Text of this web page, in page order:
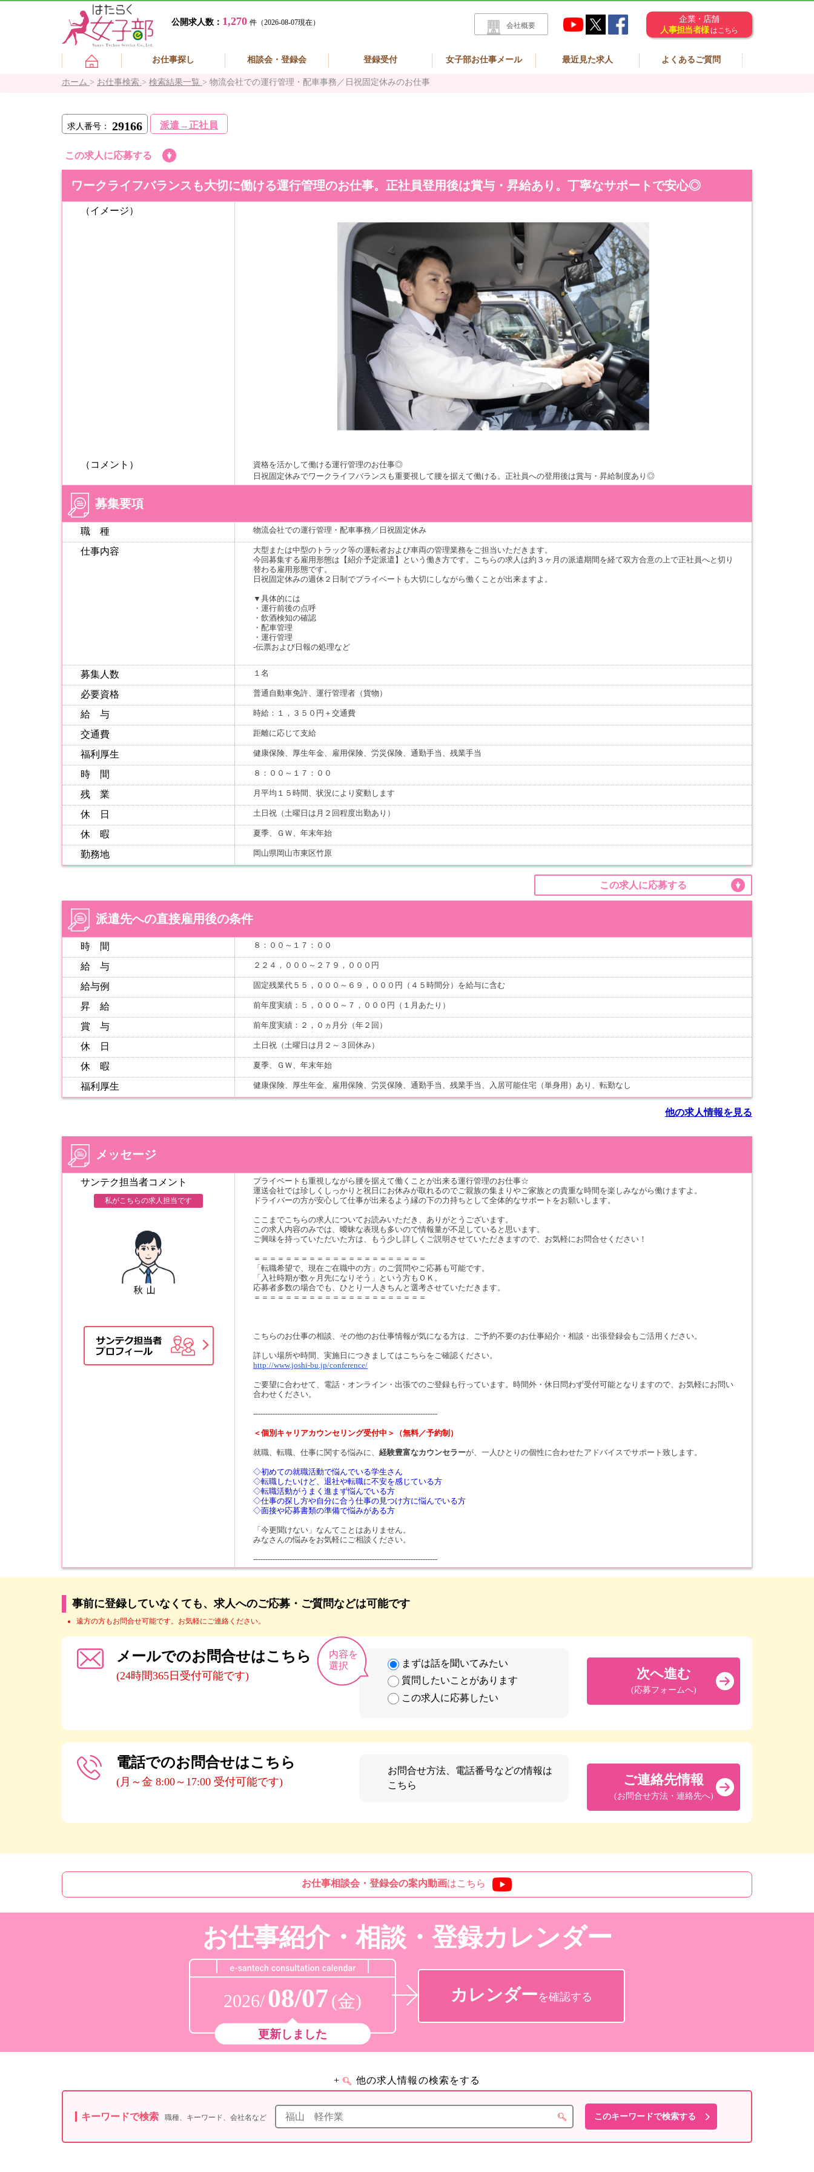
企業・店舗
人事担当者様 はこちら
公開求人数： 1,270 件（2026-08-07現在） 会社概要
お仕事探し 相談会・登録会 登録受付 女子部お仕事メール 最近見た求人 よくあるご質問
ホーム > お仕事検索 > 検索結果一覧 > 物流会社での運行管理・配車事務／日祝固定休みのお仕事
求人番号： 29166 派遣→正社員
この求人に応募する
ワークライフバランスも大切に働ける運行管理のお仕事。正社員登用後は賞与・昇給あり。丁寧なサポートで安心◎
（イメージ）
（コメント）
資格を活かして働ける運行管理のお仕事◎
日祝固定休みでワークライフバランスも重要視して腰を据えて働ける。正社員への登用後は賞与・昇給制度あり◎
募集要項
職 種 物流会社での運行管理・配車事務／日祝固定休み
仕事内容
大型または中型のトラック等の運転者および車両の管理業務をご担当いただきます。
今回募集する雇用形態は【紹介予定派遣】という働き方です。こちらの求人は約３ヶ月の派遣期間を経て双方合意の上で正社員へと切り
替わる雇用形態です。
日祝固定休みの週休２日制でプライベートも大切にしながら働くことが出来ますよ。
▼具体的には
・運行前後の点呼
・飲酒検知の確認
・配車管理
・運行管理
‐伝票および日報の処理など
募集人数 １名
必要資格 普通自動車免許、運行管理者（貨物）
給 与 時給：１，３５０円＋交通費
交通費 距離に応じて支給
福利厚生 健康保険、厚生年金、雇用保険、労災保険、通勤手当、残業手当
時 間 ８：００～１７：００
残 業 月平均１５時間、状況により変動します
休 日 土日祝（土曜日は月２回程度出勤あり）
休 暇 夏季、ＧＷ、年末年始
勤務地 岡山県岡山市東区竹原
この求人に応募する
派遣先への直接雇用後の条件
時 間 ８：００～１７：００
給 与 ２２４，０００～２７９，０００円
給与例 固定残業代５５，０００～６９，０００円（４５時間分）を給与に含む
昇 給 前年度実績：５，０００～７，０００円（１月あたり）
賞 与 前年度実績：２，０ヵ月分（年２回）
休 日 土日祝（土曜日は月２～３回休み）
休 暇 夏季、ＧＷ、年末年始
福利厚生 健康保険、厚生年金、雇用保険、労災保険、通勤手当、残業手当、入居可能住宅（単身用）あり、転勤なし
他の求人情報を見る
メッセージ
サンテク担当者コメント
私がこちらの求人担当です
プライベートも重視しながら腰を据えて働くことが出来る運行管理のお仕事☆
運送会社では珍しくしっかりと祝日にお休みが取れるのでご親族の集まりやご家族との貴重な時間を楽しみながら働けますよ。
ドライバーの方が安心して仕事が出来るよう縁の下の力持ちとして全体的なサポートをお願いします。
ここまでこちらの求人についてお読みいただき、ありがとうございます。
この求人内容のみでは、曖昧な表現も多いので情報量が不足していると思います。
ご興味を持っていただいた方は、もう少し詳しくご説明させていただきますので、お気軽にお問合せください！
＝＝＝＝＝＝＝＝＝＝＝＝＝＝＝＝＝＝＝＝＝＝
「転職希望で、現在ご在職中の方」のご質問やご応募も可能です。
「入社時期が数ヶ月先になりそう」という方もＯＫ。
応募者多数の場合でも、ひとり一人きちんと選考させていただきます。
＝＝＝＝＝＝＝＝＝＝＝＝＝＝＝＝＝＝＝＝＝＝
こちらのお仕事の相談、その他のお仕事情報が気になる方は、ご予約不要のお仕事紹介・相談・出張登録会もご活用ください。
詳しい場所や時間、実施日につきましてはこちらをご確認ください。
http://www.joshi-bu.jp/conference/
ご要望に合わせて、電話・オンライン・出張でのご登録も行っています。時間外・休日問わず受付可能となりますので、お気軽にお問い
合わせください。
----------------------------------------------------------------------------
＜個別キャリアカウンセリング受付中＞（無料／予約制）
就職、転職、仕事に関する悩みに、 経験豊富なカウンセラーが、一人ひとりの個性に合わせたアドバイスでサポート致します。
◇初めての就職活動で悩んでいる学生さん
◇転職したいけど、退社や転職に不安を感じている方
◇転職活動がうまく進まず悩んでいる方
◇仕事の探し方や自分に合う仕事の見つけ方に悩んでいる方
◇面接や応募書類の準備で悩みがある方
「今更聞けない」なんてことはありません。
みなさんの悩みをお気軽にご相談ください。
----------------------------------------------------------------------------
事前に登録していなくても、求人へのご応募・ご質問などは可能です
遠方の方もお問合せ可能です。お気軽にご連絡ください。
メールでのお問合せはこちら
(24時間365日受付可能です)
内容を
選択
まずは話を聞いてみたい
質問したいことがあります
この求人に応募したい
次へ進む
(応募フォームへ)
電話でのお問合せはこちら
(月～金 8:00～17:00 受付可能です)
お問合せ方法、電話番号などの情報は
こちら
ご連絡先情報
(お問合せ方法・連絡先へ)
お仕事相談会・登録会の案内動画はこちら
お仕事紹介・相談・登録カレンダー
2026/08/07 (金)
更新しました
カレンダーを確認する
+ 他の求人情報の検索をする
キーワードで検索 職種、キーワード、会社名など